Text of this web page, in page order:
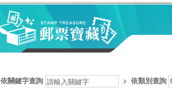
依關鍵字查詢 > 依類別查詢